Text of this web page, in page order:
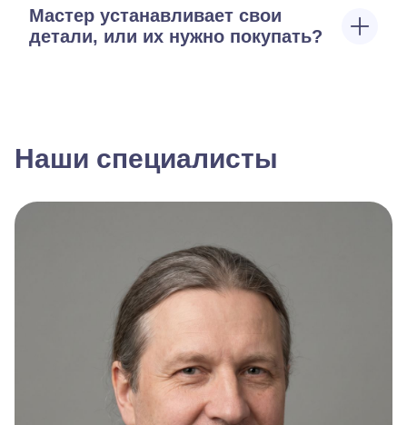
Мастер устанавливает свои
детали, или их нужно покупать?
Наши специалисты